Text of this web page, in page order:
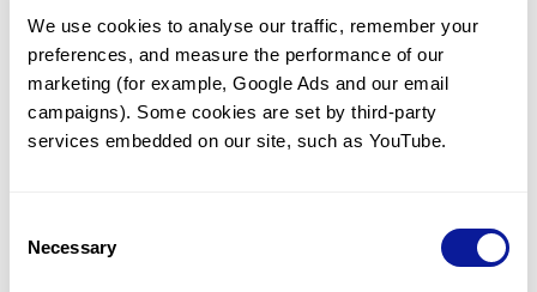
We use cookies to analyse our traffic, remember your
preferences, and measure the performance of our
marketing (for example, Google Ads and our email
campaigns). Some cookies are set by third-party
services embedded on our site, such as YouTube.
Selection
Necessary
임상유전학팀과 소통
궁금한 점을 임상유전학팀과 직접 논의 할 수 있습니다.
문의하기
미진단된 경우에 재분석을 통해 후속 케어를 받을 수 있습니다.